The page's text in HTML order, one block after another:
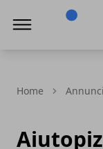
Home Annunci